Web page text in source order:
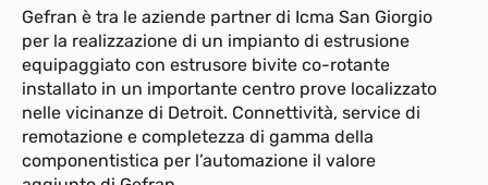
Gefran è tra le aziende partner di Icma San Giorgio
per la realizzazione di un impianto di estrusione
equipaggiato con estrusore bivite co-rotante
installato in un importante centro prove localizzato
nelle vicinanze di Detroit. Connettività, service di
remotazione e completezza di gamma della
componentistica per l’automazione il valore